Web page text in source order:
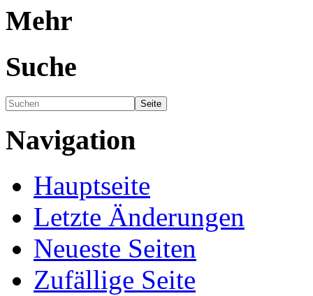
Mehr
Suche
Navigation
Hauptseite
Letzte Änderungen
Neueste Seiten
Zufällige Seite